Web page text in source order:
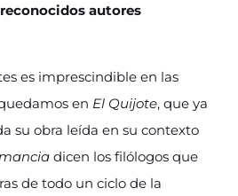
autores
es imprescindible en las
en El Quijote, que ya
su obra leída en su contexto
dicen los filólogos que
de todo un ciclo de la